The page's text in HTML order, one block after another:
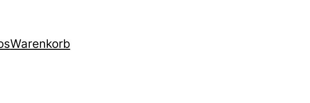
Warenkorb